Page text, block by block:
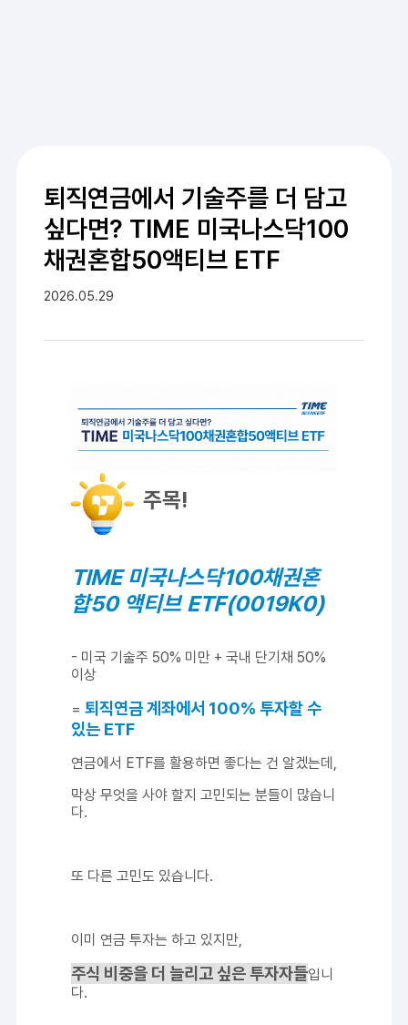
퇴직연금에서 기술주를 더 담고
싶다면? TIME 미국나스닥100
채권혼합50액티브 ETF
2026.05.29
주목!
TIME 미국나스닥100채권혼
합50 액티브 ETF(0019K0)
- 미국 기술주 50% 미만 + 국내 단기채 50%
이상
= 퇴직연금 계좌에서 100% 투자할 수
있는 ETF
연금에서 ETF를 활용하면 좋다는 건 알겠는데,
막상 무엇을 사야 할지 고민되는 분들이 많습니
다.
또 다른 고민도 있습니다.
이미 연금 투자는 하고 있지만,
주식 비중을 더 늘리고 싶은 투자자들입니
다.